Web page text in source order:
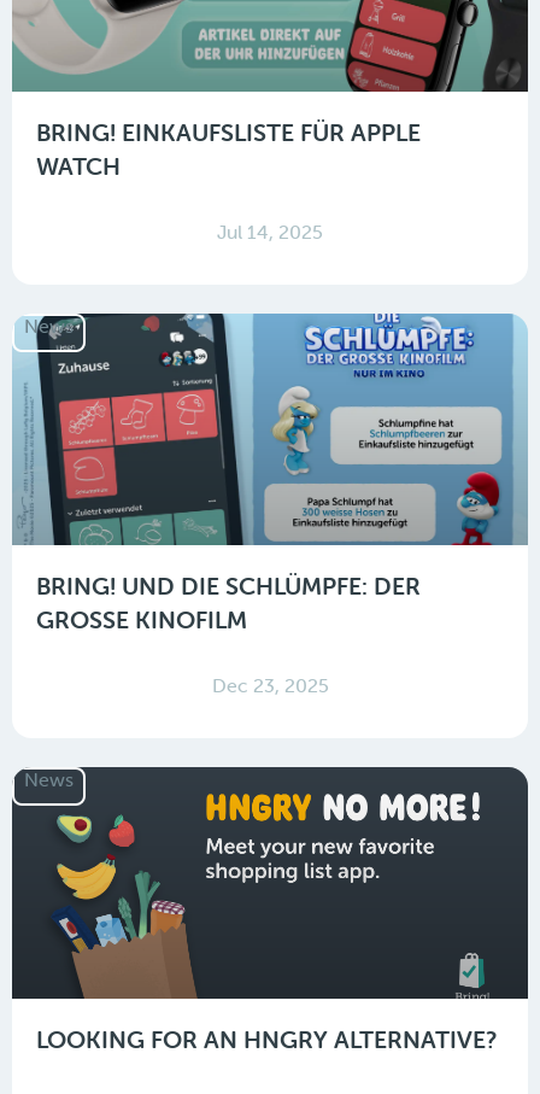
BRING! EINKAUFSLISTE FÜR APPLE
WATCH
Jul 14, 2025
News
BRING! UND DIE SCHLÜMPFE: DER
GROSSE KINOFILM
Dec 23, 2025
News
LOOKING FOR AN HNGRY ALTERNATIVE?